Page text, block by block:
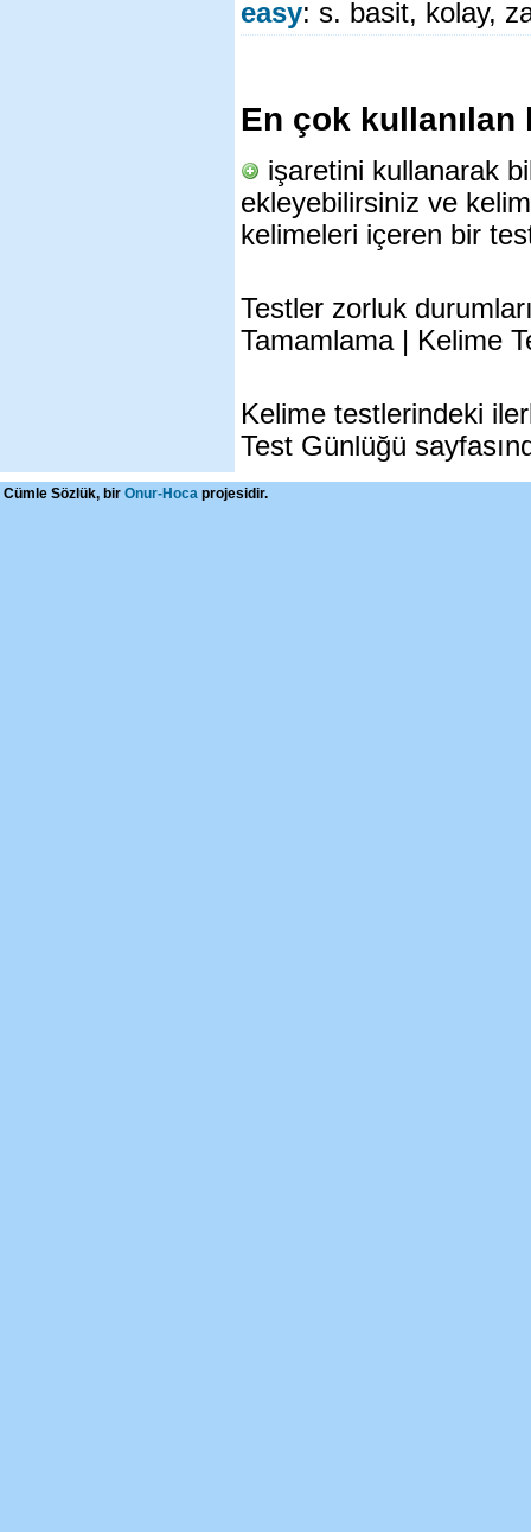
easy: s. basit, kolay,
En çok
işaretini kullanarak
ekleyebilirsiniz ve
kelimeleri içeren bir
Testler zorluk
Tamamlama | Kelime
Kelime testlerindeki
Test Günlüğü
Cümle Sözlük, bir Onur-Hoca projesidir.